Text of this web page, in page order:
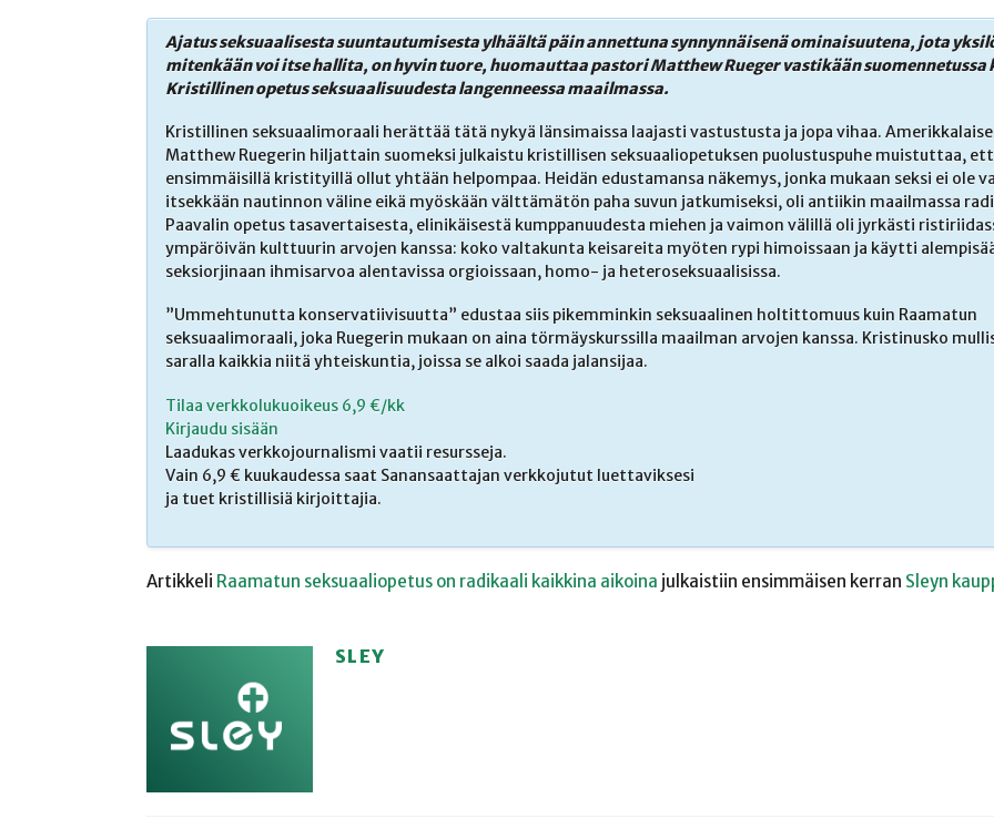
Ajatus seksuaalisesta suuntautumisesta ylhäältä päin annettuna synnynnäisenä ominaisuutena, jota
mitenkään voi itse hallita, on hyvin tuore, huomauttaa pastori Matthew Rueger vastikään suomennetussa
Kristillinen opetus seksuaalisuudesta langenneessa maailmassa.
Kristillinen seksuaalimoraali herättää tätä nykyä länsimaissa laajasti vastustusta ja jopa vihaa.
Matthew Ruegerin hiljattain suomeksi julkaistu kristillisen seksuaaliopetuksen puolustuspuhe muistuttaa,
ensimmäisillä kristityillä ollut yhtään helpompaa. Heidän edustamansa näkemys, jonka mukaan seksi ei ole
itsekkään nautinnon väline eikä myöskään välttämätön paha suvun jatkumiseksi, oli antiikin maailmassa
Paavalin opetus tasavertaisesta, elinikäisestä kumppanuudesta miehen ja vaimon välillä oli jyrkästi
ympäröivän kulttuurin arvojen kanssa: koko valtakunta keisareita myöten rypi himoissaan ja käytti
seksiorjinaan ihmisarvoa alentavissa orgioissaan, homo- ja heteroseksuaalisissa.
”Ummehtunutta konservatiivisuutta” edustaa siis pikemminkin seksuaalinen holtittomuus kuin Raamatun
seksuaalimoraali, joka Ruegerin mukaan on aina törmäyskurssilla maailman arvojen kanssa. Kristinusko
saralla kaikkia niitä yhteiskuntia, joissa se alkoi saada jalansijaa.
Tilaa verkkolukuoikeus 6,9 €/kk
Kirjaudu sisään
Laadukas verkkojournalismi vaatii resursseja.
Vain 6,9 € kuukaudessa saat Sanansaattajan verkkojutut luettaviksesi
ja tuet kristillisiä kirjoittajia.
Artikkeli Raamatun seksuaaliopetus on radikaali kaikkina aikoina julkaistiin ensimmäisen kerran Sleyn
SLEY